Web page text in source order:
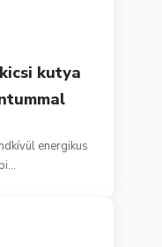
kutya
energikus